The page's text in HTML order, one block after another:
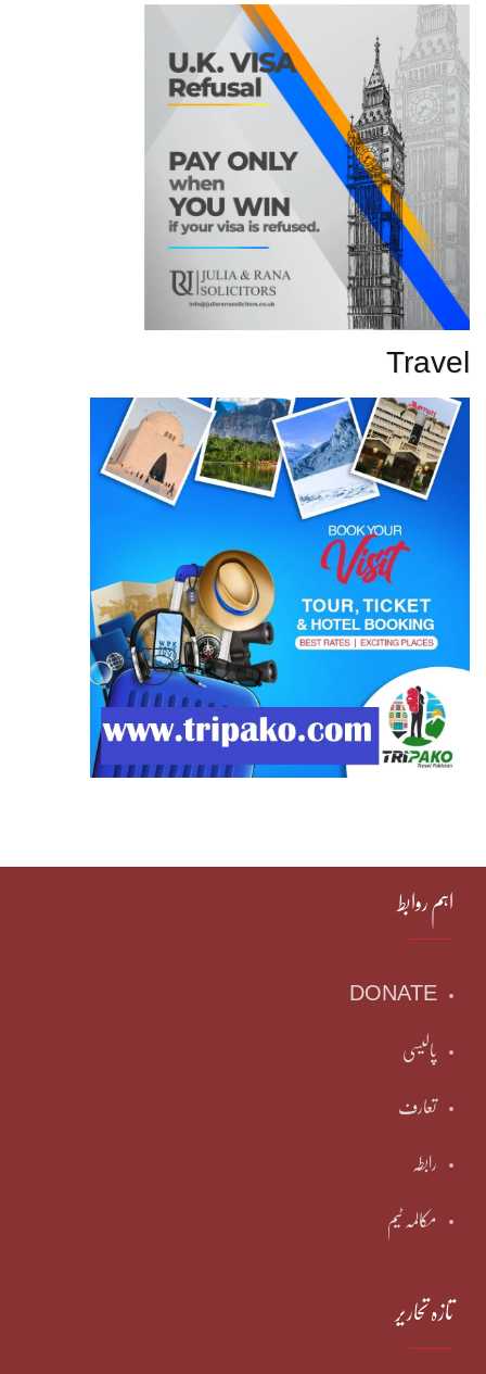
Travel
اہم روابط
DONATE
پالیسی
تعارف
رابطہ
مکالمہ ٹیم
تازہ تحاریر